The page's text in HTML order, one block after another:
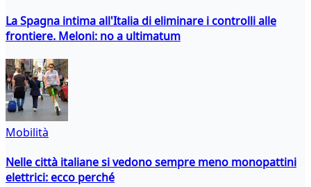
La Spagna intima all'Italia di eliminare i controlli alle
frontiere. Meloni: no a ultimatum
Mobilità
Nelle città italiane si vedono sempre meno monopattini
elettrici: ecco perché